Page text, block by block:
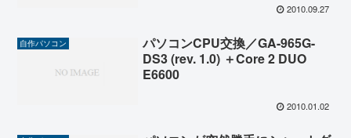
2010.09.27
自作パソコン
パソコンCPU交換／GA-965G-
DS3 (rev. 1.0) ＋Core 2 DUO
E6600
2010.01.02